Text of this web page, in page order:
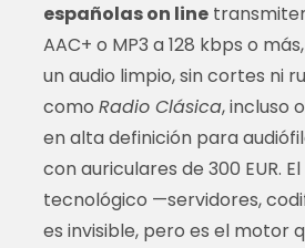
españolas on line
AAC+ o MP3 a 128 kbps o
un audio limpio, sin cortes ni
como Radio Clásica, incluso
en alta definición para
con auriculares de 300 EUR.
tecnológico —servidores,
es invisible, pero es el motor